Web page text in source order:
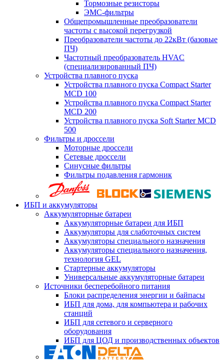
Тормозные резисторы
ЭМС-фильтры
Общепромышленные преобразователи
частоты с высокой перегрузкой
Преобразователи частоты до 22кВт (базовые
ПЧ)
Частотный преобразователь HVAC
(специализированный ПЧ)
Устройства плавного пуска
Устройства плавного пуска Compact Starter
MCD 100
Устройства плавного пуска Compact Starter
MCD 200
Устройства плавного пуска Soft Starter MCD
500
Фильтры и дроссели
Моторные дроссели
Сетевые дроссели
Синусные фильтры
Фильтры подавления гармоник
ИБП и аккумуляторы
Аккумуляторные батареи
Аккумуляторные батареи для ИБП
Аккумуляторы для слаботочных систем
Аккумуляторы специального назначения
Аккумуляторы специального назначения,
технология GEL
Стартерные аккумуляторы
Универсальные аккумуляторные батареи
Источники бесперебойного питания
Блоки распределения энергии и байпасы
ИБП для дома, для компьютера и рабочих
станций
ИБП для сетевого и серверного
оборудования
ИБП для ЦОД и производственных объектов